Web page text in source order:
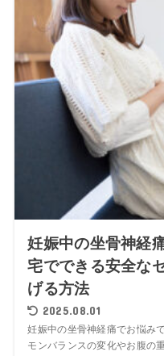
妊娠中の坐骨神経
宅でできる安全な
げる方法
2025.08.01
妊娠中の坐骨神経痛でお悩み
モンバランスの変化やお腹の